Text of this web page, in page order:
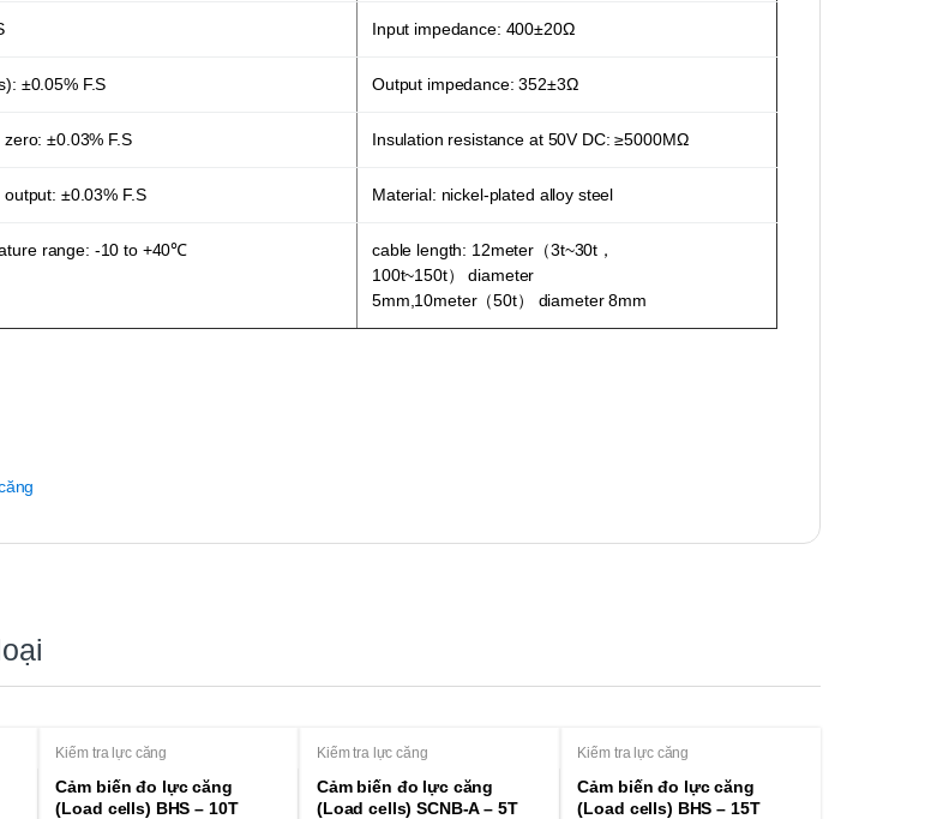
Input impedance: 400±20Ω
±0.05% F.S Output impedance: 352±3Ω
±0.03% F.S Insulation resistance at 50V DC: ≥5000MΩ
±0.03% F.S Material: nickel-plated alloy steel
range: -10 to +40℃
cable length: 12meter（3t~30t，
100t~150t） diameter
5mm,10meter（50t） diameter 8mm
Kiểm tra lực căng
Cảm biến đo lực căng
(Load cells) BHS – 10T
Kiểm tra lực căng
Cảm biến đo lực căng
(Load cells) SCNB-A – 5T
Kiểm tra lực căng
Cảm biến đo lực căng
(Load cells) BHS – 15T